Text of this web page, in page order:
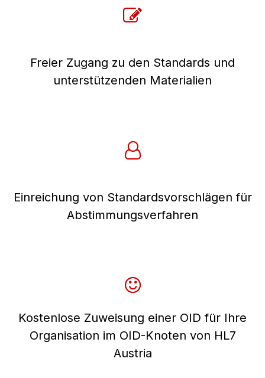
Freier Zugang zu den Standards und
unterstützenden Materialien
Einreichung von Standardsvorschlägen für
Abstimmungsverfahren
Kostenlose Zuweisung einer OID für Ihre
Organisation im OID-Knoten von HL7
Austria